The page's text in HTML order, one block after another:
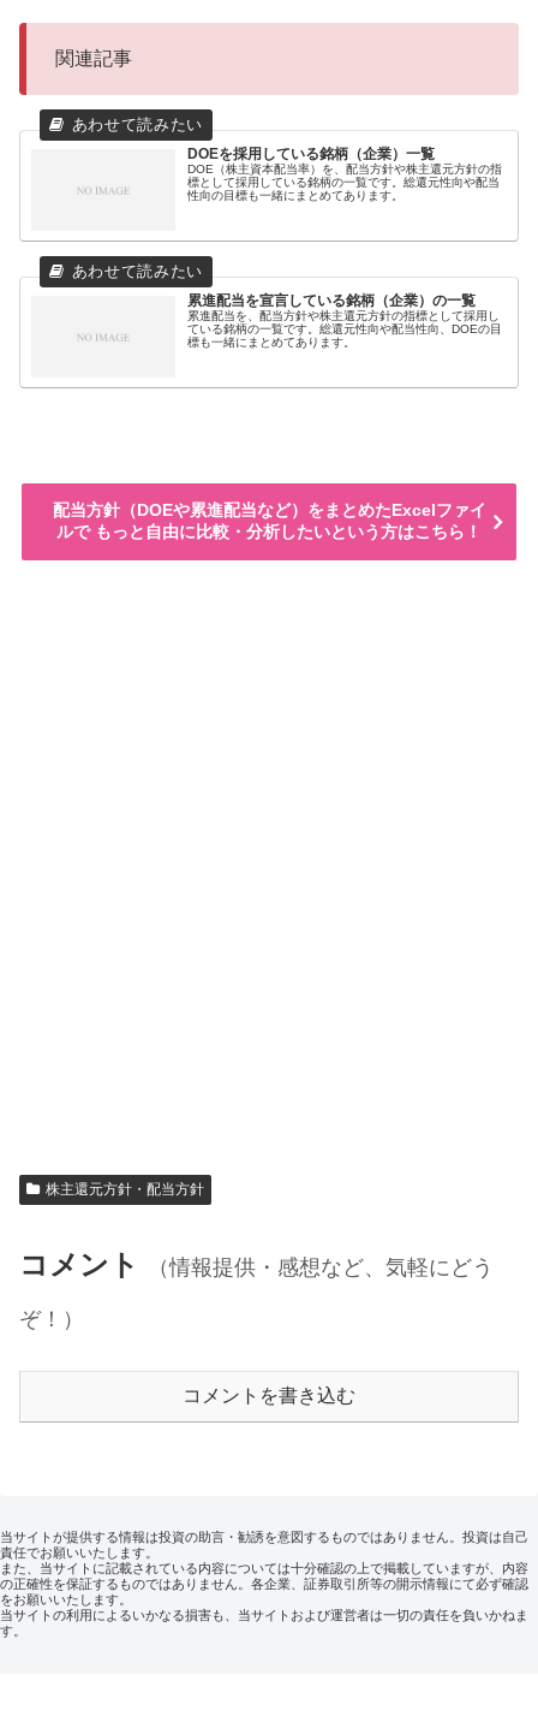
関連記事
DOEを採用している銘柄（企業）一覧
DOE（株主資本配当率）を、配当方針や株主還元方針の指
標として採用している銘柄の一覧です。総還元性向や配当
性向の目標も一緒にまとめてあります。
累進配当を宣言している銘柄（企業）の一覧
累進配当を、配当方針や株主還元方針の指標として採用し
ている銘柄の一覧です。総還元性向や配当性向、DOEの目
標も一緒にまとめてあります。
配当方針（DOEや累進配当など）をまとめたExcelファイ
ルで もっと自由に比較・分析したいという方はこちら！
株主還元方針・配当方針
コメント
（情報提供・感想など、気軽にどう
ぞ！）
コメントを書き込む
当サイトが提供する情報は投資の助言・勧誘を意図するものではありません。投資は自己
責任でお願いいたします。
また、当サイトに記載されている内容については十分確認の上で掲載していますが、内容
の正確性を保証するものではありません。各企業、証券取引所等の開示情報にて必ず確認
をお願いいたします。
当サイトの利用によるいかなる損害も、当サイトおよび運営者は一切の責任を負いかねま
す。